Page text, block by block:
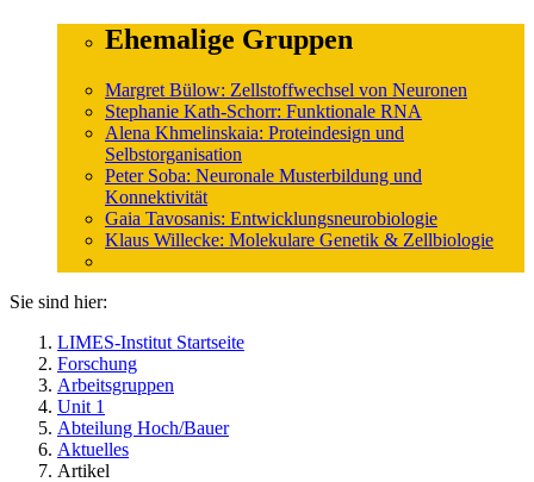
Ehemalige Gruppen
Margret Bülow: Zellstoffwechsel von Neuronen
Stephanie Kath-Schorr: Funktionale RNA
Alena Khmelinskaia: Proteindesign und
Selbstorganisation
Peter Soba: Neuronale Musterbildung und
Konnektivität
Gaia Tavosanis: Entwicklungsneurobiologie
Klaus Willecke: Molekulare Genetik & Zellbiologie
Sie sind hier:
LIMES-Institut Startseite
Forschung
Arbeitsgruppen
Unit 1
Abteilung Hoch/Bauer
Aktuelles
Artikel